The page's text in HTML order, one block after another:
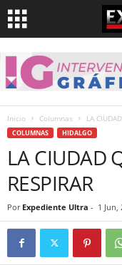
Inicio Columnas LA
COLUMNAS HIDALGO
LA CIUDAD
RESPIRAR
Por Expediente Ultra - 1 Jun,